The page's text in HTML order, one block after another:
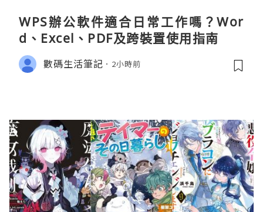
WPS辦公軟件適合日常工作嗎？Wor
d、Excel、PDF及跨裝置使用指南
數碼生活筆記 2小時前